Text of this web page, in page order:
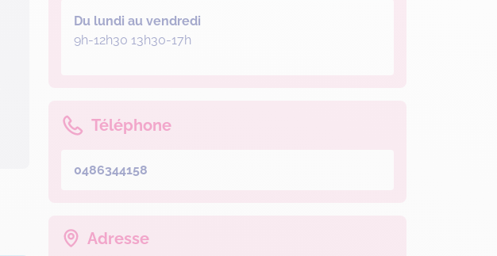
Du lundi au vendredi
9h-12h30 13h30-17h
Téléphone
0486344158
Adresse